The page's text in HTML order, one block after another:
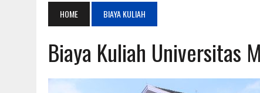
HOME BIAYA KULIAH
Biaya Kuliah Universitas